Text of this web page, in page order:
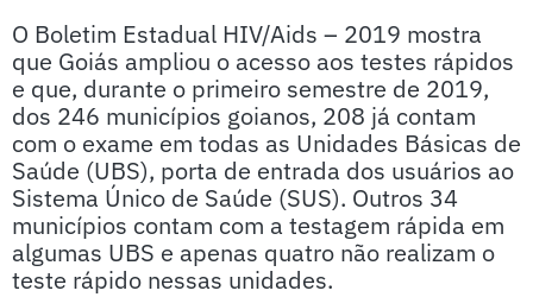
O Boletim Estadual HIV/Aids – 2019 mostra
que Goiás ampliou o acesso aos testes rápidos
e que, durante o primeiro semestre de 2019,
dos 246 municípios goianos, 208 já contam
com o exame em todas as Unidades Básicas de
Saúde (UBS), porta de entrada dos usuários ao
Sistema Único de Saúde (SUS). Outros 34
municípios contam com a testagem rápida em
algumas UBS e apenas quatro não realizam o
teste rápido nessas unidades.